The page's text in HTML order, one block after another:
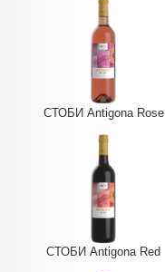
СТОБИ Antigona Rоse
СТОБИ Antigona Red